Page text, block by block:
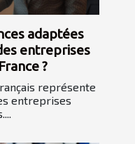
adaptées
entreprises
?
représente
entreprises